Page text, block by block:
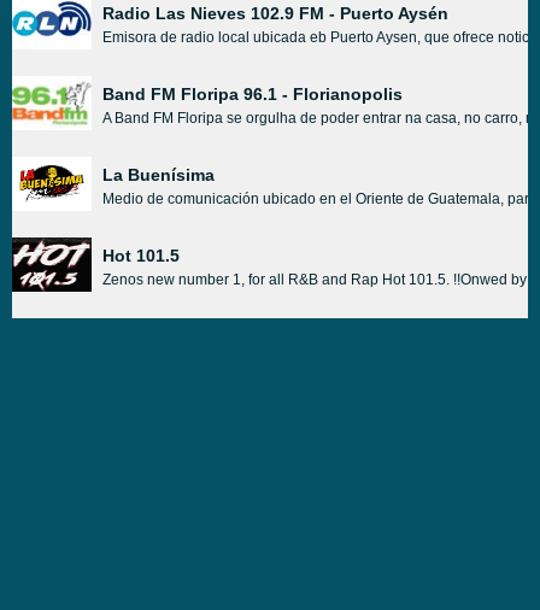
Radio Las Nieves 102.9 FM - Puerto Aysén
Emisora de radio local ubicada eb Puerto Aysen, que ofrece n
Band FM Floripa 96.1 - Florianopolis
A Band FM Floripa se orgulha de poder entrar na casa, no carro,
La Buenísima
Medio de comunicación ubicado en el Oriente de Guatemala,
Hot 101.5
Zenos new number 1, for all R&B and Rap Hot 101.5. !!Onwed by